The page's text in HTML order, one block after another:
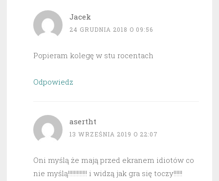
Jacek
24 GRUDNIA 2018 O 09:56
Popieram kolegę w stu rocentach
Odpowiedz
asertht
13 WRZEŚNIA 2019 O 22:07
Oni myślą że mają przed ekranem idiotów co
nie myślą!!!!!!!!!!!!! i widzą jak gra się toczy!!!!!!